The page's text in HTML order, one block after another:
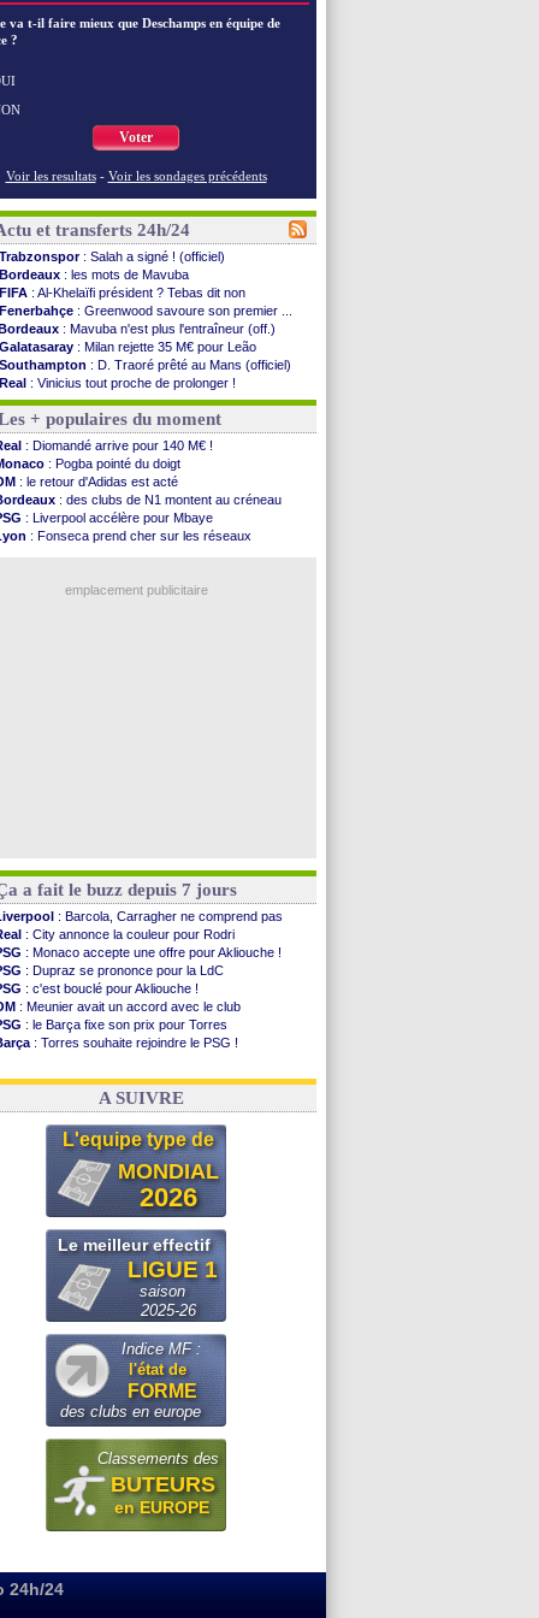
va t-il faire mieux que Deschamps en équipe de
?
Voter
Voir les resultats - Voir les sondages précédents
et transferts 24h/24
Trabzonspor : Salah a signé ! (officiel)
Bordeaux : les mots de Mavuba
FIFA : Al-Khelaïfi président ? Tebas dit non
Fenerbahçe : Greenwood savoure son premier ...
: Mavuba n'est plus l'entraîneur (off.)
Galatasaray : Milan rejette 35 M€ pour Leão
Southampton : D. Traoré prêté au Mans (officiel)
Real : Vinicius tout proche de prolonger !
: un accueil impressionnant pour Salah !
: Diomandé attendu ce jeudi à Madrid !
: Rodri, la piste Barça se confirme
PSG : Akliouche arrive ce jeudi à Paris !
Médias : la Liga quitte beIN Sports !
PSG: pas d'inquiétude pour Rafael Pol
Real: ça se complique pour Rodri !
Barça: Ferran Torres donne son feu vert au ...
FIFA : des excuses après le projet
: Nørgaard transféré à Everton (off.)
+ populaires du moment
: Diomandé arrive pour 140 M€ !
: Pogba pointé du doigt
: le retour d'Adidas est acté
: des clubs de N1 montent au créneau
: Liverpool accélère pour Mbaye
: Fonseca prend cher sur les réseaux
emplacement publicitaire
a fait le buzz depuis 7 jours
: Barcola, Carragher ne comprend pas
: City annonce la couleur pour Rodri
: Monaco accepte une offre pour Akliouche !
: Dupraz se prononce pour la LdC
: c'est bouclé pour Akliouche !
: Meunier avait un accord avec le club
: le Barça fixe son prix pour Torres
: Torres souhaite rejoindre le PSG !
: quand Medina recadre... sa mère
A SUIVRE
L'equipe type de
MONDIAL
2026
Le meilleur effectif
LIGUE 1
saison
2025-26
Indice MF :
l'état de
FORME
des clubs en europe
Classements des
BUTEURS
en EUROPE
24h/24